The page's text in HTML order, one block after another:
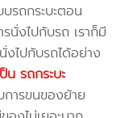
รถกระบะตอน
นั่งไปกับรถ เราก็มี
งไปกับรถได้อย่าง
น รถกระบะ
การขนของย้าย